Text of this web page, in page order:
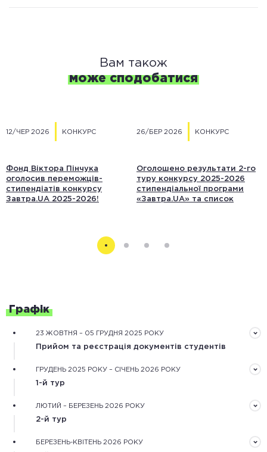
Вам також
може сподобатися
Фонд Віктора Пінчука
оголосив переможців-
стипендіатів конкурсу
Завтра.UA 2025-2026!
12/ЧЕР 2026 КОНКУРС
Оголошено результати 2-го
туру конкурсу 2025-2026
стипендіальної програми
«Завтра.UA» та список
26/БЕР 2026 КОНКУРС
Графік
23 ЖОВТНЯ – 05 ГРУДНЯ 2025 РОКУ
Прийом та реєстрація документів студентів
ГРУДЕНЬ 2025 РОКУ – СІЧЕНЬ 2026 РОКУ
1-й тур
Обробка зареєстрованих документів та оцінювання
обґрунтування дослідження.
ЛЮТИЙ – БЕРЕЗЕНЬ 2026 РОКУ
2-й тур
БЕРЕЗЕНЬ-КВІТЕНЬ 2026 РОКУ